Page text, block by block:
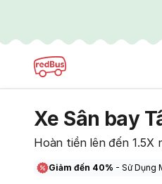
Xe Sân bay
Hoàn tiền lên đến 1.5X
Giảm đến 40% - Sử Dụng